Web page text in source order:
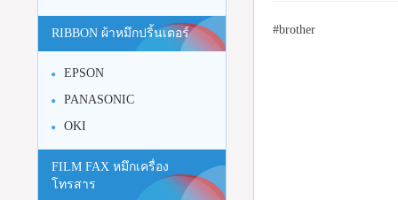
#brother
RIBBON ผ้าหมึกปริ้นเตอร์
EPSON
PANASONIC
OKI
FILM FAX หมึกเครื่อง
โทรสาร